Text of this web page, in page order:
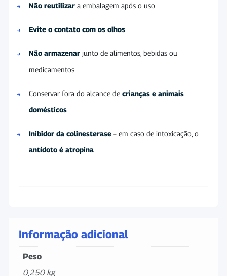
Não reutilizar a embalagem após o uso
Evite o contato com os olhos
Não armazenar junto de alimentos, bebidas ou
medicamentos
Conservar fora do alcance de crianças e animais
domésticos
Inibidor da colinesterase – em caso de intoxicação, o
antídoto é atropina
Informação adicional
Peso
0,250 kg